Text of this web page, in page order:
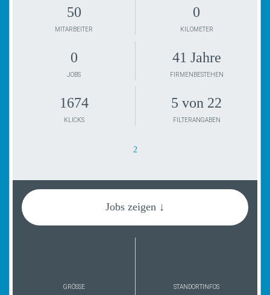
50
MITARBEITER
0
KILOMETER
0
JOBS
41 Jahre
FIRMENBESTEHEN
1674
KLICKS
5 von 22
FILTERANGABEN
2
Jobs zeigen ↓
GRÖSSE STANDORTINFOS